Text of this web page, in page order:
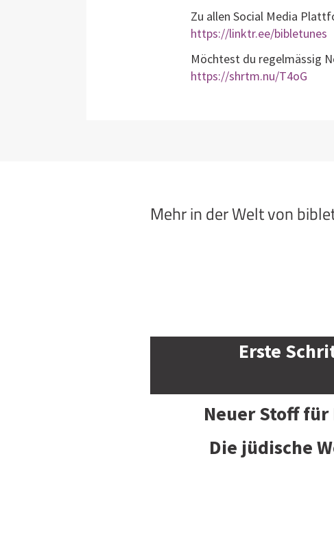
Zu allen Social Media
https://linktr.ee/bibletunes
Möchtest du regelmässig
https://shrtm.nu/T4oG
Mehr in der Welt von
Erste
Neuer Stoff
Die jüdische